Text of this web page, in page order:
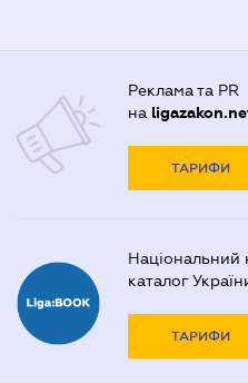
Реклама та PR
на
ТАРИФИ
каталог
ТАРИФИ